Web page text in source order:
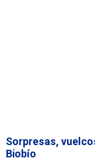
Sorpresas,
Biobío